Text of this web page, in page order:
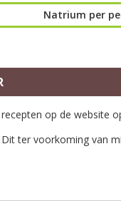
Natrium per
op de website
ter voorkoming van